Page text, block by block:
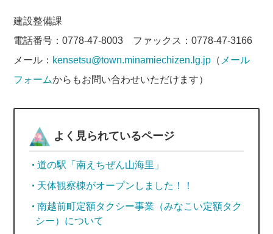
建設整備課
電話番号：0778-47-8003 ファックス：0778-47-3166
メール： kensetsu@town.minamiechizen.lg.jp （ メール
フォームからもお問い合わせいただけます）
よく見られているページ
道の駅「南えちぜん山海里」
天体観察棟がオープンしました！！
南越前町定額タクシー事業（みなこい定額タク
シー）について